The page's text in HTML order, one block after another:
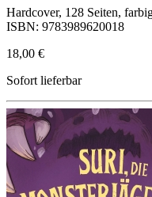
Hardcover, 128 Seiten,
ISBN: 9783989620018
18,00 €
Sofort lieferbar